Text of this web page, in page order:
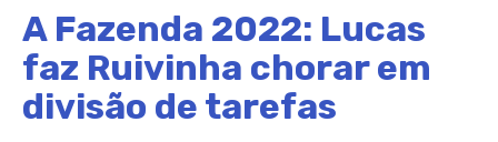
A Fazenda 2022: Lucas
faz Ruivinha chorar em
divisão de tarefas